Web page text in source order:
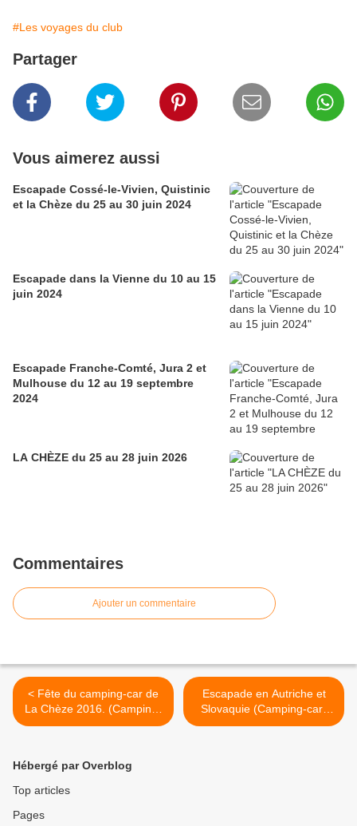
#Les voyages du club
Partager
Vous aimerez aussi
Escapade Cossé-le-Vivien, Quistinic
et la Chèze du 25 au 30 juin 2024
Escapade dans la Vienne du 10 au 15
juin 2024
Escapade Franche-Comté, Jura 2 et
Mulhouse du 12 au 19 septembre
2024
LA CHÈZE du 25 au 28 juin 2026
Commentaires
Ajouter un commentaire
< Fête du camping-car de
La Chèze 2016. (Camping-
car-club-Beauce-Gâtinais)
Escapade en Autriche et
Slovaquie (Camping-car-
club-Beauce-Gâtinais) >
Hébergé par Overblog
Top articles
Pages